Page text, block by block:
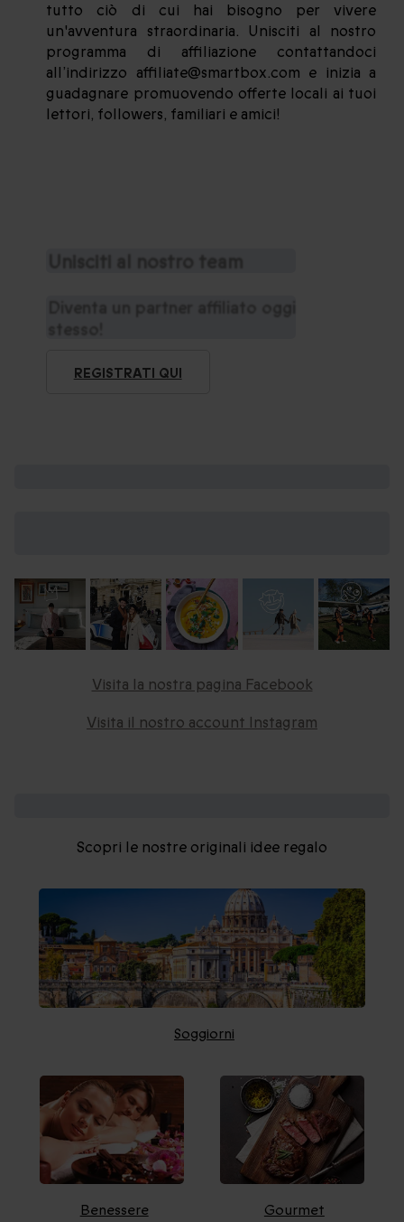
tutto ciò di cui hai bisogno per vivere
un'avventura straordinaria. Unisciti al nostro
programma di affiliazione contattandoci
all’indirizzo affiliate@smartbox.com e inizia a
guadagnare promuovendo offerte locali ai tuoi
lettori, followers, familiari e amici!
Unisciti al nostro team
Diventa un partner affiliato oggi
stesso!
REGISTRATI QUI
Visita la nostra pagina Facebook
Visita il nostro account Instagram
Scopri le nostre originali idee regalo
Soggiorni
Benessere Gourmet